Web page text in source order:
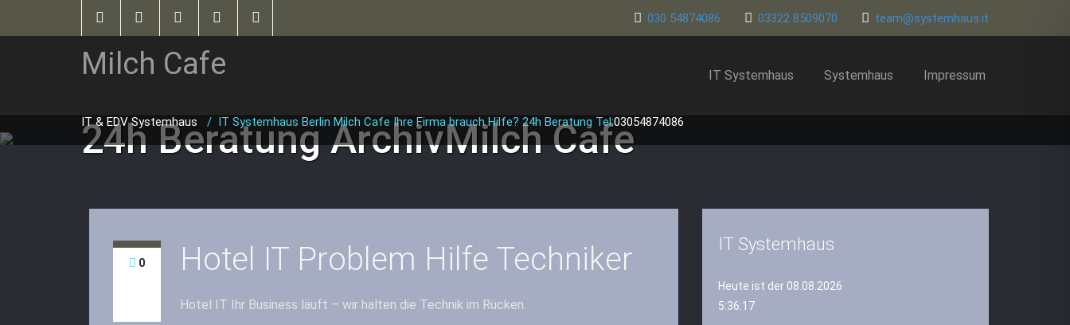
030 54874086 03322 8509070 team@systemhaus.it
Milch Cafe IT Systemhaus Systemhaus Impressum
24h Beratung ArchivMilch Cafe
IT & EDV Systemhaus / IT Systemhaus Berlin Milch Cafe Ihre Firma brauch Hilfe? 24h Beratung Tel:03054874086
0 Hotel IT Problem Hilfe Techniker
Hotel IT Ihr Business läuft – wir halten die Technik im Rücken.
IT Systemhaus
Heute ist der 08.08.2026
5:36:17